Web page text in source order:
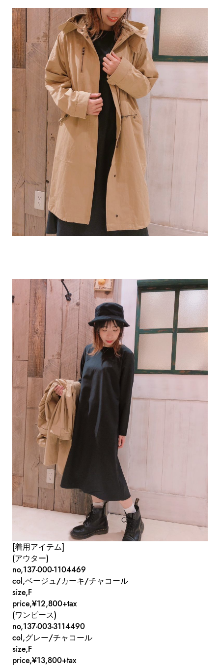
[着用アイテム]
(アウター)
no,137-000-1104469
col,ベージュ/カーキ/チャコール
size,F
price,¥12,800+tax
(ワンピース)
no,137-003-3114490
col,グレー/チャコール
size,F
price,¥13,800+tax